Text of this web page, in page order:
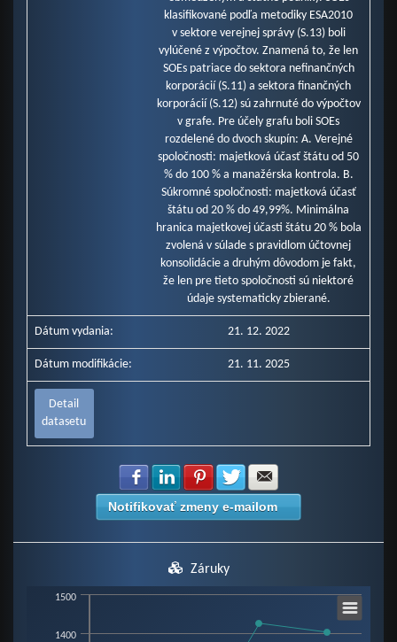
klasifikované podľa metodiky ESA2010
v sektore verejnej správy (S.13) boli
vylúčené z výpočtov. Znamená to, že len
SOEs patriace do sektora nefinančných
korporácií (S.11) a sektora finančných
korporácií (S.12) sú zahrnuté do výpočtov
v grafe. Pre účely grafu boli SOEs
rozdelené do dvoch skupín: A. Verejné
spoločnosti: majetková účasť štátu od 50
% do 100 % a manažérska kontrola. B.
Súkromné spoločnosti: majetková účasť
štátu od 20 % do 49,99%. Minimálna
hranica majetkovej účasti štátu 20 % bola
zvolená v súlade s pravidlom účtovnej
konsolidácie a druhým dôvodom je fakt,
že len pre tieto spoločnosti sú niektoré
údaje systematicky zbierané.
Dátum vydania: 21. 12. 2022
Dátum modifikácie: 21. 11. 2025
Detail
datasetu
Zdielať na Facebook
Zdielať na LinkedIn
Zdielať na Pinterest
Zdielať na Twitter
Notifikovať zmeny e-mailom
Záruky
Chart
1400
1500